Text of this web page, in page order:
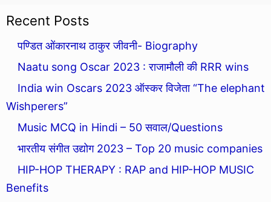
Recent Posts
पण्डित ओंकारनाथ ठाकुर जीवनी- Biography
Naatu song Oscar 2023 : राजामौली की RRR wins
India win Oscars 2023 ऑस्कर विजेता “The elephant
Wishperers”
Music MCQ in Hindi – 50 सवाल/Questions
भारतीय संगीत उद्योग 2023 – Top 20 music companies
HIP-HOP THERAPY : RAP and HIP-HOP MUSIC
Benefits